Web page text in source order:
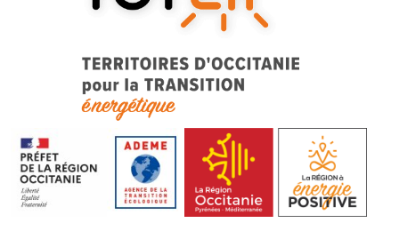
TOTEn Occitanie | Territoires
d’Occitanie pour la Transition
Energétique